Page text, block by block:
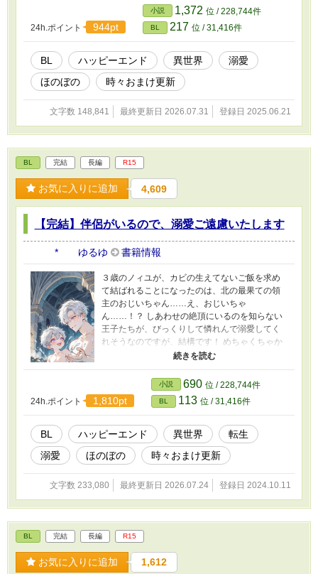
輪』が『ブレスレット』 カタカナ変換忘れ ご
めんなさい！ 今後、増刷の機会があれば修正予
定です。 誠に、誠に、申しわけございません！
でも眼鏡のないセバはとてもかっこ可愛く！
ほぼ全文書き直しは、骨折した肩で（笑）めち
ゃくちゃがんばったので！ もしよかったら無料
部分だけでも楽しんでくださったら、とても、
とてもうれしいです！ 皆の動画はプロフのWeb
サイトからどうぞです！ 動画にはAIを使ってい
ますが、小説にはAIを使っておりません 書籍に
話でR18をお書きしたのでR18設定にしました。
R18のお話には * がついています。 ふたりの
動画をつくりました！ プロフのwebサイトから
飛べるので、もしよかったら、お話と一緒に楽
しんでくださったら、とてもうれしいです！ 表
紙や動画にはAIを使っていますが、小説にはAIを
使っておりません 皆さまの応援のおかげで『も
れています』書籍化、心から、ありがとうござ
24h.ポイント 944pt
小説 1,372 位 / 228,744件
BL 217 位 / 31,416件
BL ハッピーエンド 異世界
溺愛
ほのぼの
時々おまけ更新
文字数 148,841 最終更新日 2026.07.31 登録日 2025.06.21
BL 完結 長編 R15
お気に入りに追加 4,609
【完結】伴侶がいるので、溺愛ご遠慮いたします
* ゆるゆ 書籍情報
３歳のノィユが、カビの生えてないご飯を求め
て結ばれることになったのは、北の最果ての領
主のおじいちゃん……え、おじいちゃ
ん……！？ しあわせの絶頂にいるのを知らない
王子たちが、びっくりして憐れんで溺愛してく
れそうなのですが、結構です！ めちゃくちゃか
っこよくて可愛い伴侶がいますので！ 本編完結
済。 おまけのお話を時々更新したりしていま
す。 皆さまの応援のおかげで『もふもふ獣人に
転生したら、最愛の推しに溺愛されています』
書籍化、心から、ありがとうございます！ ふた
りの動画をつくりました！ もしよかったら、プ
ロフのwebサイトからどうぞです！ 表紙や動画
にはAIを使っていますが、小説にはAIを使ってお
りません
24h.ポイント 1,810pt
小説 690 位 / 228,744件
BL 113 位 / 31,416件
BL ハッピーエンド 異世界
転生
溺愛
ほのぼの 時々おまけ更新
文字数 233,080 最終更新日 2026.07.24 登録日 2024.10.11
BL 完結 長編 R15
お気に入りに追加 1,612